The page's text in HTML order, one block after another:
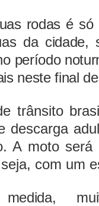
rodas é
da cidade,
período
neste final
trânsito
descarga
A moto será
com um